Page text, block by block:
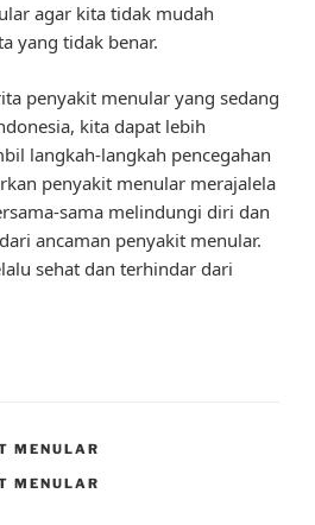
agar kita tidak mudah
yang tidak benar.
penyakit menular yang sedang
kita dapat lebih
langkah-langkah pencegahan
penyakit menular merajalela
sama melindungi diri dan
ancaman penyakit menular.
sehat dan terhindar dari
MENULAR
MENULAR